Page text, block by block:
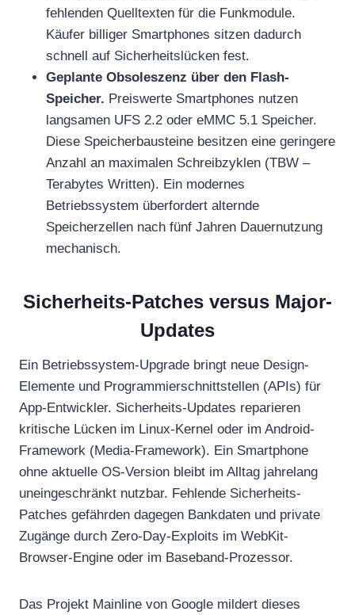
fehlenden Quelltexten für die Funkmodule.
Käufer billiger Smartphones sitzen dadurch
schnell auf Sicherheitslücken fest.
Geplante Obsoleszenz über den Flash-
Speicher. Preiswerte Smartphones nutzen
langsamen UFS 2.2 oder eMMC 5.1 Speicher.
Diese Speicherbausteine besitzen eine geringere
Anzahl an maximalen Schreibzyklen (TBW –
Terabytes Written). Ein modernes
Betriebssystem überfordert alternde
Speicherzellen nach fünf Jahren Dauernutzung
mechanisch.
Sicherheits-Patches versus Major-
Updates
Ein Betriebssystem-Upgrade bringt neue Design-
Elemente und Programmierschnittstellen (APIs) für
App-Entwickler. Sicherheits-Updates reparieren
kritische Lücken im Linux-Kernel oder im Android-
Framework (Media-Framework). Ein Smartphone
ohne aktuelle OS-Version bleibt im Alltag jahrelang
uneingeschränkt nutzbar. Fehlende Sicherheits-
Patches gefährden dagegen Bankdaten und private
Zugänge durch Zero-Day-Exploits im WebKit-
Browser-Engine oder im Baseband-Prozessor.
Das Projekt Mainline von Google mildert dieses